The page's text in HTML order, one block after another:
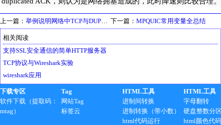
上一篇： 举例说明网络中TCP与DUP的联系和区别 下一篇： MPQUIC常用变量全总结
相关阅读
支持SSL安全通信的简单HTTP服务器
TCP协议与Wireshark实验
wireshark应用
下载专区
软件下载（提取码：
mtag）
Tag
网站Tag
标签云
HTML工具
进制间转换
进制转换（带小数）
html代码运行
HTML工具
字母翻转
硬盘整数分
html颜色代码